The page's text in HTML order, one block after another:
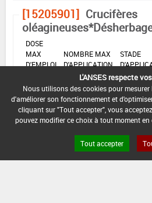
[15205901] Crucifères
DOSE
MAX
D'EMPLOI
NOMBRE MAX
D'APPLICATION
STADE
2,5
L/ha 1 Min
: -
INTERVALLE MINIMUM ENTRE
L'ANSES respecte
Nous utilisons des cookies pour
d'améliorer son fonctionnement et
cliquant sur "Tout accepter", vous
pouvez modifier ce choix à tout moment
Tout accepter